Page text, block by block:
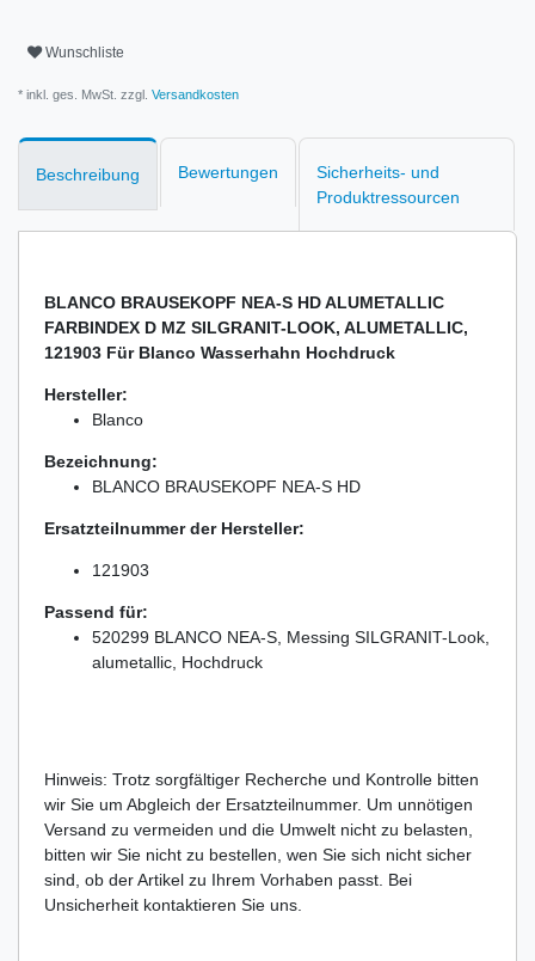
Wunschliste
* inkl. ges. MwSt. zzgl. Versandkosten
Beschreibung Bewertungen
Sicherheits- und
Produktressourcen
BLANCO BRAUSEKOPF NEA-S HD ALUMETALLIC
FARBINDEX D MZ SILGRANIT-LOOK, ALUMETALLIC,
121903 Für Blanco Wasserhahn Hochdruck
Hersteller:
Blanco
Bezeichnung:
BLANCO BRAUSEKOPF NEA-S HD
Ersatzteilnummer der Hersteller:
121903
Passend für:
520299 BLANCO NEA-S, Messing SILGRANIT-Look,
alumetallic, Hochdruck
Hinweis: Trotz sorgfältiger Recherche und Kontrolle bitten
wir Sie um Abgleich der Ersatzteilnummer. Um unnötigen
Versand zu vermeiden und die Umwelt nicht zu belasten,
bitten wir Sie nicht zu bestellen, wen Sie sich nicht sicher
sind, ob der Artikel zu Ihrem Vorhaben passt. Bei
Unsicherheit kontaktieren Sie uns.